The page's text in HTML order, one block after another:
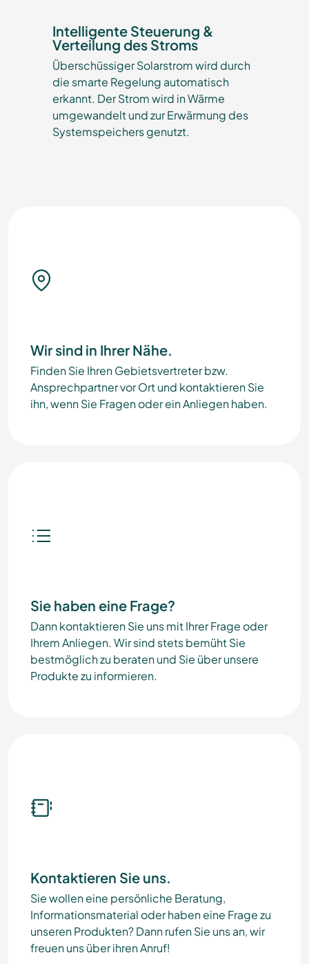
Intelligente Steuerung &
Verteilung des Stroms
Überschüssiger Solarstrom wird durch
die smarte Regelung automatisch
erkannt. Der Strom wird in Wärme
umgewandelt und zur Erwärmung des
Systemspeichers genutzt.
Wir sind in Ihrer Nähe.
Finden Sie Ihren Gebietsvertreter bzw.
Ansprechpartner vor Ort und kontaktieren Sie
ihn, wenn Sie Fragen oder ein Anliegen haben.
Sie haben eine Frage?
Dann kontaktieren Sie uns mit Ihrer Frage oder
Ihrem Anliegen. Wir sind stets bemüht Sie
bestmöglich zu beraten und Sie über unsere
Produkte zu informieren.
Kontaktieren Sie uns.
Sie wollen eine persönliche Beratung,
Informationsmaterial oder haben eine Frage zu
unseren Produkten? Dann rufen Sie uns an, wir
freuen uns über ihren Anruf!